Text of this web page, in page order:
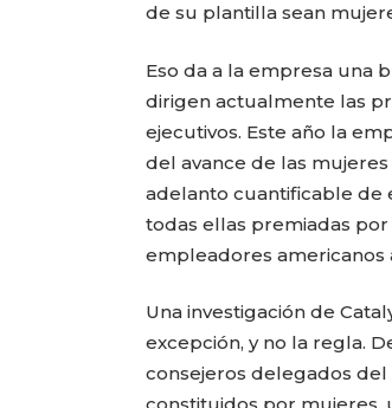
de su plantilla sean
Eso da a la empresa una
dirigen actualmente las
ejecutivos. Este año la
del avance de las
adelanto cuantificable de
todas ellas premiadas
empleadores americanos
Una investigación de
excepción, y no la regla.
consejeros delegados del